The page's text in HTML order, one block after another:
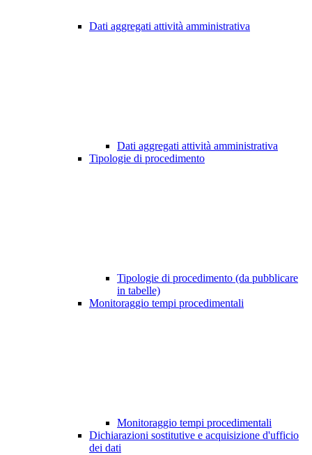
Dati aggregati attività amministrativa
Dati aggregati attività amministrativa
Tipologie di procedimento
Tipologie di procedimento (da pubblicare
in tabelle)
Monitoraggio tempi procedimentali
Monitoraggio tempi procedimentali
Dichiarazioni sostitutive e acquisizione d'ufficio
dei dati